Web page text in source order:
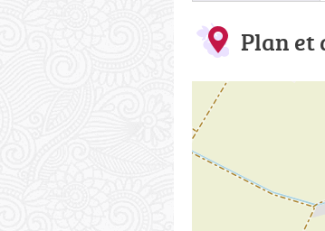
Plan et